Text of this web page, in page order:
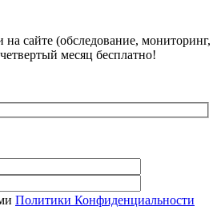
сайте (обследование, мониторинг,
месяц бесплатно!
Политики Конфиденциальности